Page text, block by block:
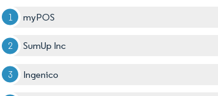
myPOS
SumUp Inc
Ingenico